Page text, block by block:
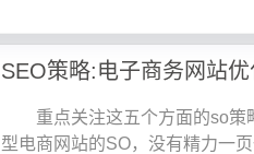
SEO策略:电子商务网站
重点关注这五个方面的so
型电商网站的SO，没有精力一